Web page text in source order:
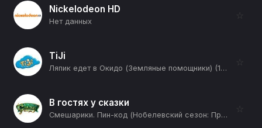
Nickelodeon HD
Нет данных
☆
TiJi
Ляпик едет в Окидо (Земляные помощники) (12+)
☆
В гостях у сказки
Смешарики. Пин-код (Нобелевский сезон: Прививка от Кроша: Часть 2-я) (12+)
☆